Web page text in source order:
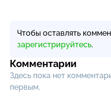
Чтобы оставлять
зарегистрируйтесь.
Комментарии
Здесь пока нет
первым.